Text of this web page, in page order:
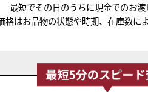
最短でその日のうちに現金でのお渡
格はお品物の状態や時期、在庫数に